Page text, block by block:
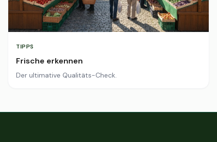
TIPPS
Frische erkennen
Der ultimative Qualitäts-Check.